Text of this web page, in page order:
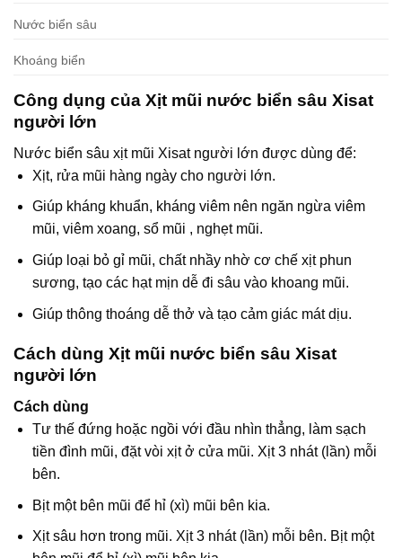
Nước biển sâu
Khoáng biển
Công dụng của Xịt mũi nước biển sâu Xisat
người lớn
Nước biển sâu xịt mũi Xisat người lớn được dùng để:
Xịt, rửa mũi hàng ngày cho người lớn.
Giúp kháng khuẩn, kháng viêm nên ngăn ngừa viêm
mũi, viêm xoang, sổ mũi , nghẹt mũi.
Giúp loại bỏ gỉ mũi, chất nhầy nhờ cơ chế xịt phun
sương, tạo các hạt mịn dễ đi sâu vào khoang mũi.
Giúp thông thoáng dễ thở và tạo cảm giác mát dịu.
Cách dùng Xịt mũi nước biển sâu Xisat
người lớn
Cách dùng
Tư thế đứng hoặc ngồi với đầu nhìn thẳng, làm sạch
tiền đình mũi, đặt vòi xịt ở cửa mũi. Xịt 3 nhát (lần) mỗi
bên.
Bịt một bên mũi để hỉ (xì) mũi bên kia.
Xịt sâu hơn trong mũi. Xịt 3 nhát (lần) mỗi bên. Bịt một